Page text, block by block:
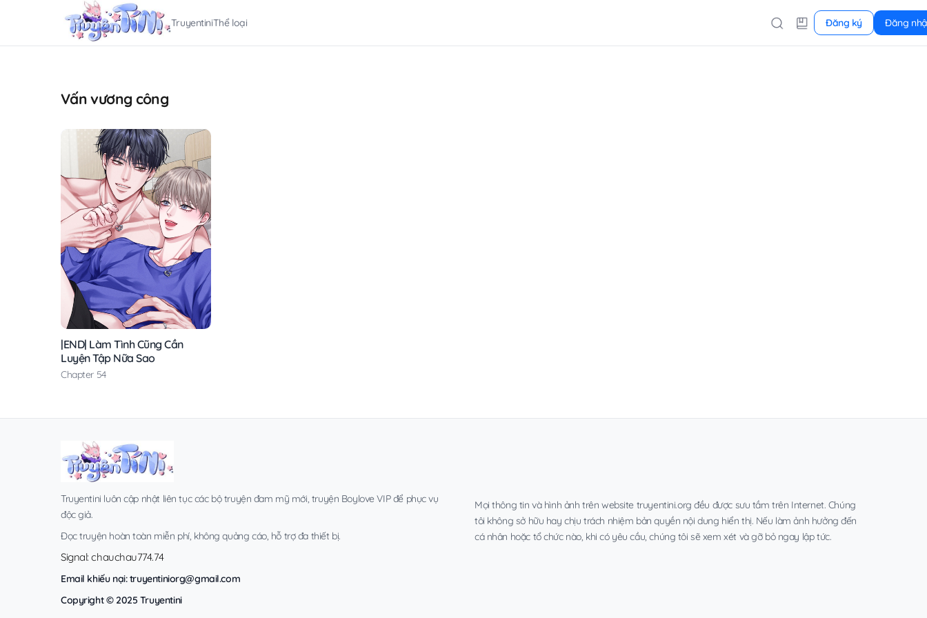
TruyentiniThể loại Đăng ký Đăng
Vấn vương công
|END| Làm Tình Cũng Cần
Luyện Tập Nữa Sao
Chapter 54
Truyentini luôn cập nhật liên tục các bộ truyện đam mỹ mới, truyện Boylove VIP để phục vụ
độc giả.
Đọc truyện hoàn toàn miễn phí, không quảng cáo, hỗ trợ đa thiết bị.
Signal: chauchau774.74
Email khiếu nại:truyentiniorg@gmail.com
Copyright © 2025 Truyentini
Mọi thông tin và hình ảnh trên website truyentini.org đều được sưu tầm trên Internet. Chúng
tôi không sở hữu hay chịu trách nhiệm bản quyền nội dung hiển thị. Nếu làm ảnh hưởng đến
cá nhân hoặc tổ chức nào, khi có yêu cầu, chúng tôi sẽ xem xét và gỡ bỏ ngay lập tức.